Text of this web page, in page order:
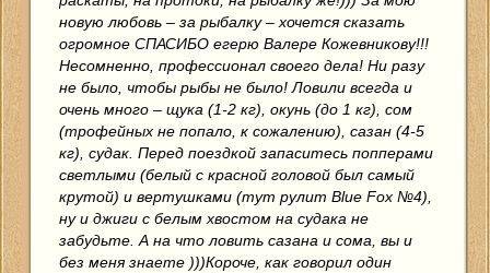
новую любовь – за рыбалку – хочется сказать
огромное СПАСИБО егерю Валере Кожевникову!!!
Несомненно, профессионал своего дела! Ни разу
не было, чтобы рыбы не было! Ловили всегда и
очень много – щука (1-2 кг), окунь (до 1 кг), сом
(трофейных не попало, к сожалению), сазан (4-5
кг), судак. Перед поездкой запаситесь попперами
светлыми (белый с красной головой был самый
крутой) и вертушками (тут рулит Blue Fox №4),
ну и джиги с белым хвостом на судака не
забудьте. А на что ловить сазана и сома, вы и
без меня знаете )))Короче, как говорил один